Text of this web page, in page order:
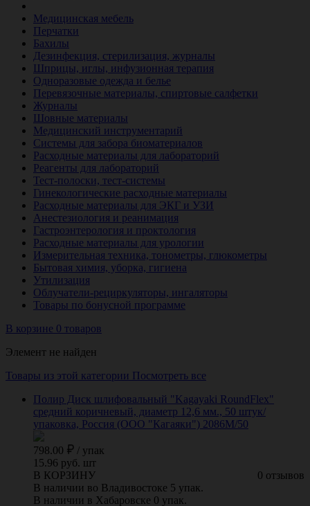
Медицинская мебель
Перчатки
Бахилы
Дезинфекция, стерилизация, журналы
Шприцы, иглы, инфузионная терапия
Одноразовые одежда и белье
Перевязочные материалы, спиртовые салфетки
Журналы
Шовные материалы
Медицинский инструментарий
Системы для забора биоматериалов
Расходные материалы для лабораторий
Реагенты для лабораторий
Тест-полоски, тест-системы
Гинекологические расходные материалы
Расходные материалы для ЭКГ и УЗИ
Анестезиология и реанимация
Гастроэнтерология и проктология
Расходные материалы для урологии
Измерительная техника, тонометры, глюкометры
Бытовая химия, уборка, гигиена
Утилизация
Облучатели-рециркуляторы, ингаляторы
Товары по бонусной программе
В корзине 0 товаров
Элемент не найден
Товары из этой категории Посмотреть все
Полир Диск шлифовальный "Kagayaki RoundFlex"
средний коричневый, диаметр 12,6 мм., 50 штук/
упаковка, Россия (ООО "Кагаяки") 2086M/50
798.00 / упак
15.96 руб. шт
0 отзывов
В КОРЗИНУ
В наличии во Владивостоке 5 упак.
В наличии в Хабаровске 0 упак.